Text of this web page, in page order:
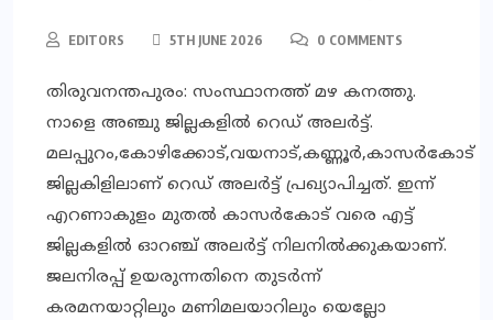
EDITORS 5TH JUNE 2026 0 COMMENTS
തിരുവനന്തപുരം: സംസ്ഥാനത്ത് മഴ കനത്തു.
നാളെ അഞ്ചു ജില്ലകളില്‍ റെഡ് അലര്‍ട്ട്.
മലപ്പുറം,കോഴിക്കോട്,വയനാട്,കണ്ണൂര്‍,കാസര്‍കോട്
ജില്ലകിളിലാണ് റെഡ് അലര്‍ട്ട് പ്രഖ്യാപിച്ചത്. ഇന്ന്
എറണാകുളം മുതല്‍ കാസര്‍കോട് വരെ എട്ട്
ജില്ലകളില്‍ ഓറഞ്ച് അലര്‍ട്ട് നിലനില്‍ക്കുകയാണ്.
ജലനിരപ്പ് ഉയരുന്നതിനെ തുടര്‍ന്ന്
കരമനയാറ്റിലും മണിമലയാറിലും യെല്ലോ